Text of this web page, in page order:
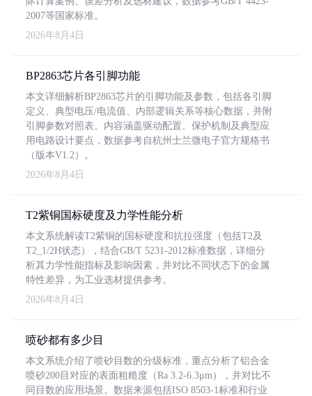
2007等国家标准。
2026年8月4日
BP2863芯片各引脚功能
本文详细解析BP2863芯片的引脚功能及参数，包括各引脚
定义、典型电压/电流值、内部逻辑关系等核心数据，并附
引脚参数对照表。内容涵盖驱动配置、保护机制及典型应
用电路设计要点，数据参考自杭州士兰微电子官方规格书
（版本V1.2）。
2026年8月4日
T2紫铜国标硬度及力学性能分析
本文系统解读T2紫铜的国标硬度和抗拉强度（包括T2及
T2_1/2H状态），结合GB/T 5231-2012标准数据，详细分
析其力学性能指标及影响因素，并对比不同状态下的金属
特性差异，为工业选材提供参考。
2026年8月4日
喷砂都有多少目
本文系统介绍了喷砂目数的分级标准，重点分析了铝合金
喷砂200目对应的表面粗糙度（Ra 3.2-6.3μm），并对比不
同目数的应用场景。数据来源包括ISO 8503-1标准和行业